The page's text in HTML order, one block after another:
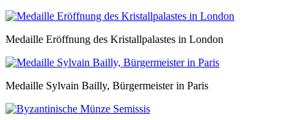
Medaille Eröffnung des Kristallpalastes in London
Medaille Sylvain Bailly, Bürgermeister in Paris